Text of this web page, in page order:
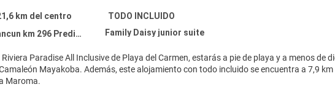
km del centro
TODO INCLUIDO
7, 7-1 Xcalacoco, Playa del Carmen 77710
Family Daisy junior suite
Paradise All Inclusive de Playa del Carmen, estarás a pie de playa y a menos de
incluido se encuentra a 7,9 km de Playa principal de Playa del
Maroma.